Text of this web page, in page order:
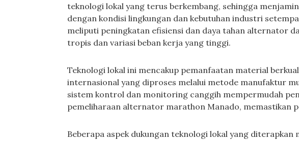
teknologi lokal yang terus berkembang, sehingga
dengan kondisi lingkungan dan kebutuhan industri
meliputi peningkatan efisiensi dan daya tahan alternator
tropis dan variasi beban kerja yang tinggi.
Teknologi lokal ini mencakup pemanfaatan material
internasional yang diproses melalui metode manufaktur
sistem kontrol dan monitoring canggih mempermudah
pemeliharaan alternator marathon Manado, memastikan
Beberapa aspek dukungan teknologi lokal yang diterapkan